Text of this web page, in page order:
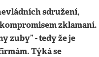
sdružení,
zklamaní.
zuby” - tedy že je
Týká se